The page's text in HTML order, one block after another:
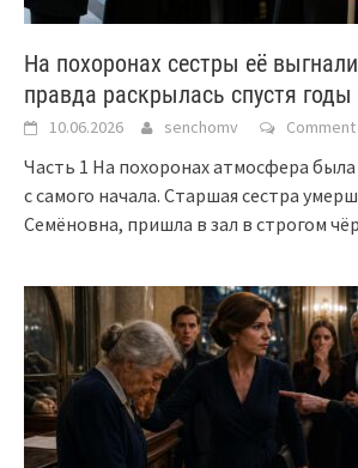
На похоронах сестры её
правда раскрылась спустя
10.06.2026 senchomv Comment
Часть 1 На похоронах атмосфера
с самого начала. Старшая сестра
Семёновна, пришла в зал в строгом